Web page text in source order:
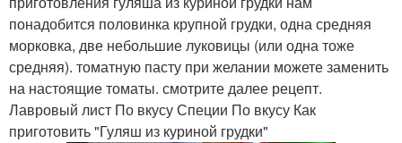
понадобится половинка крупной грудки, одна средняя
морковка, две небольшие луковицы (или одна тоже
средняя). томатную пасту при желании можете заменить
на настоящие томаты. смотрите далее рецепт.
Лавровый лист По вкусу Специи По вкусу Как
приготовить "Гуляш из куриной грудки"